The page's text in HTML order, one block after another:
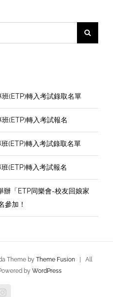
(ETP)轉入考試錄取名單
(ETP)轉入考試報名
(ETP)轉入考試錄取名單
(ETP)轉入考試報名
「ETP同樂會-校友回娘家
參加！
Theme by Theme Fusion| All
by WordPress
Instagram